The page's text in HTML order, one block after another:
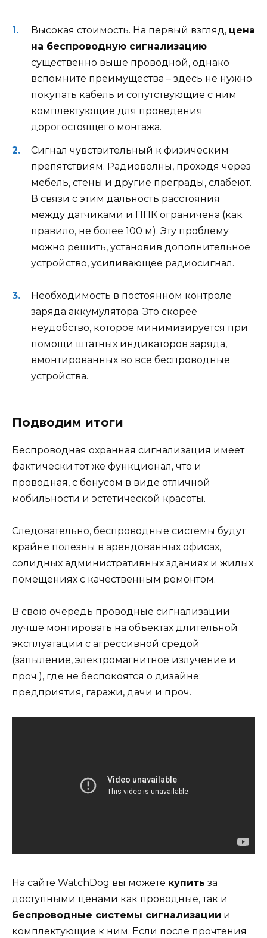
Высокая стоимость. На первый взгляд, цена
на беспроводную сигнализацию
существенно выше проводной, однако
вспомните преимущества – здесь не нужно
покупать кабель и сопутствующие с ним
комплектующие для проведения
дорогостоящего монтажа.
Сигнал чувствительный к физическим
препятствиям. Радиоволны, проходя через
мебель, стены и другие преграды, слабеют.
В связи с этим дальность расстояния
между датчиками и ППК ограничена (как
правило, не более 100 м). Эту проблему
можно решить, установив дополнительное
устройство, усиливающее радиосигнал.
Необходимость в постоянном контроле
заряда аккумулятора. Это скорее
неудобство, которое минимизируется при
помощи штатных индикаторов заряда,
вмонтированных во все беспроводные
устройства.
Подводим итоги
Беспроводная охранная сигнализация имеет
фактически тот же функционал, что и
проводная, с бонусом в виде отличной
мобильности и эстетической красоты.
Следовательно, беспроводные системы будут
крайне полезны в арендованных офисах,
солидных административных зданиях и жилых
помещениях с качественным ремонтом.
В свою очередь проводные сигнализации
лучше монтировать на объектах длительной
эксплуатации с агрессивной средой
(запыление, электромагнитное излучение и
проч.), где не беспокоятся о дизайне:
предприятия, гаражи, дачи и проч.
На сайте WatchDog вы можете купить за
доступными ценами как проводные, так и
беспроводные системы сигнализации и
комплектующие к ним. Если после прочтения